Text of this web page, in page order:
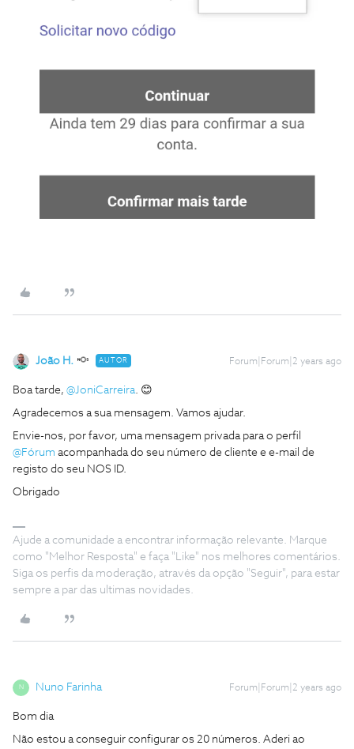
João H. AUTOR Forum|Forum|2 years ago
Boa tarde, @JoniCarreira . 😊
Agradecemos a sua mensagem. Vamos ajudar.
Envie-nos, por favor, uma mensagem privada para o perfil
@Fórum acompanhada do seu número de cliente e e-mail de
registo do seu NOS ID.
Obrigado
Ajude a comunidade a encontrar informação relevante. Marque
como "Melhor Resposta" e faça "Like" nos melhores comentários.
Siga os perfis da moderação, através da opção "Seguir", para estar
sempre a par das ultimas novidades.
N Nuno Farinha Forum|Forum|2 years ago
Bom dia
Não estou a conseguir configurar os 20 números. Aderi ao